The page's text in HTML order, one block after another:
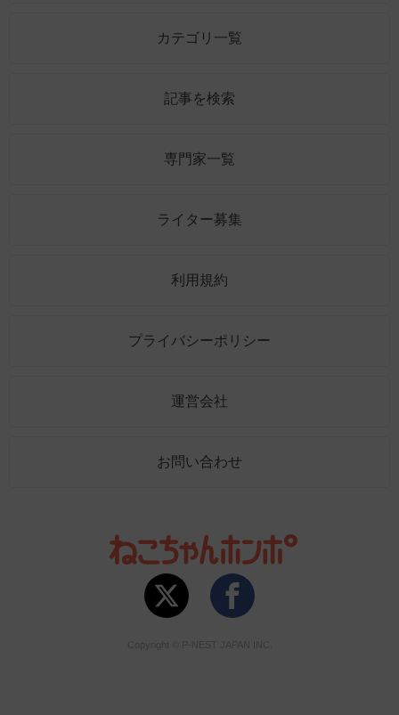
カテゴリ一覧
記事を検索
専門家一覧
ライター募集
利用規約
プライバシーポリシー
運営会社
お問い合わせ
Copyright © P-NEST JAPAN INC.